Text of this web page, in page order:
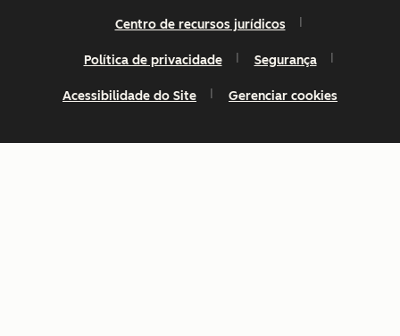
Centro de recursos jurídicos
Política de privacidade Segurança
Acessibilidade do Site Gerenciar cookies